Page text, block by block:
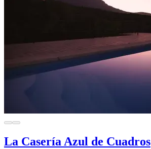
La Casería Azul de Cuadros